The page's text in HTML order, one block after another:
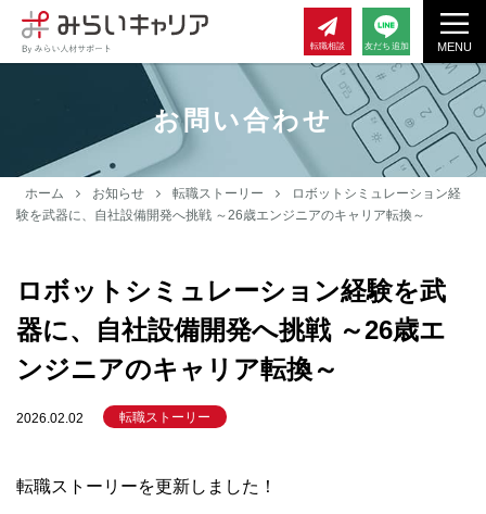
MENU
転職相談 友だち追加
お問い合わせ
ホーム お知らせ 転職ストーリー
ロボットシミュレーション経
験を武器に、自社設備開発へ挑戦 ～26歳エンジニアのキャリア転換～
ロボットシミュレーション経験を武
器に、自社設備開発へ挑戦 ～26歳エ
ンジニアのキャリア転換～
2026.02.02 転職ストーリー
転職ストーリーを更新しました！